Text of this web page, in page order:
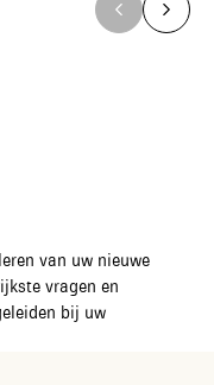
van uw nieuwe
vragen en
bij uw